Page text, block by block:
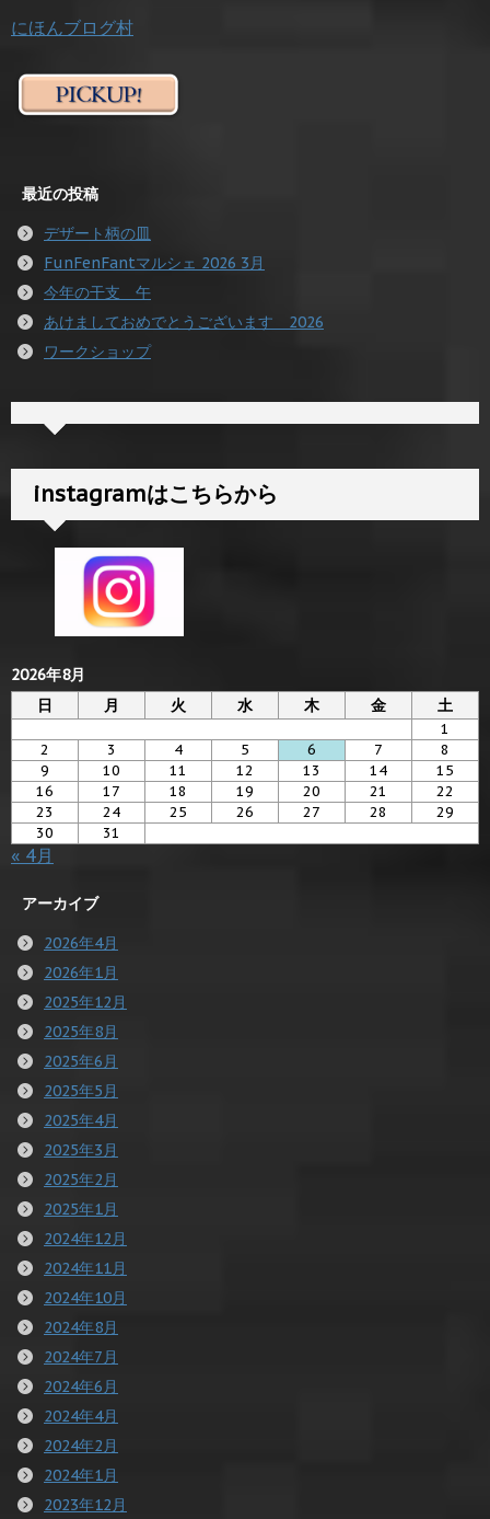
にほんブログ村
最近の投稿
デザート柄の皿
FunFenFantマルシェ 2026 3月
今年の干支 午
あけましておめでとうございます 2026
ワークショップ
instagramはこちらから
2026年8月
日
月 火 水 木 金 土
1
2
3 4 5 6 7
8
9
10 11 12 13 14
15
16
17 18 19 20 21
22
23
24 25 26 27 28
29
30
31
« 4月
アーカイブ
2026年4月
2026年1月
2025年12月
2025年8月
2025年6月
2025年5月
2025年4月
2025年3月
2025年2月
2025年1月
2024年12月
2024年11月
2024年10月
2024年8月
2024年7月
2024年6月
2024年4月
2024年2月
2024年1月
2023年12月